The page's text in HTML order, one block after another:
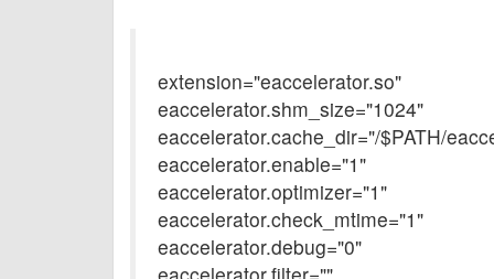
extension="eaccelerator.so"
eaccelerator.shm_size="1024"
eaccelerator.cache_dir="/$PATH/
eaccelerator.enable="1"
eaccelerator.optimizer="1"
eaccelerator.check_mtime="1"
eaccelerator.debug="0"